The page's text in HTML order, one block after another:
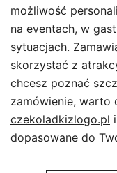
możliwość
na eventach, w
sytuacjach.
skorzystać z
chcesz poznać
zamówienie, warto
czekoladkizlogo.pl
dopasowane do